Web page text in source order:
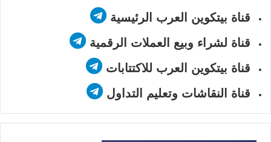
قناة بيتكوين العرب الرئيسية
قناة لشراء وبيع العملات الرقمية
قناة بيتكوين العرب للاكتتابات
قناة النقاشات وتعليم التداول